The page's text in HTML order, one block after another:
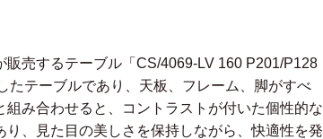
売するテーブル「CS/4069-LV 160 P201/P128
たテーブルであり、天板、フレーム、脚がすべ
み合わせると、コントラストが付いた個性的な
、見た目の美しさを保持しながら、快適性を発